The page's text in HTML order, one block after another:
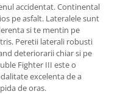
accidentat. Continental
pe asfalt. Lateralele sunt
si te mentin pe
Peretii laterali robusti
deteriorarii chiar si pe
Fighter III este o
excelenta de a
de oras.